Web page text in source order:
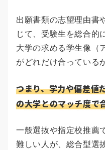
出願書類の志望理由書
じて、受験生を総合的
大学の求める学生像（
がどれだけ合っている
つまり、学力や偏差値
の大学とのマッチ度で
一般選抜や指定校推薦
難しい人が、総合型選